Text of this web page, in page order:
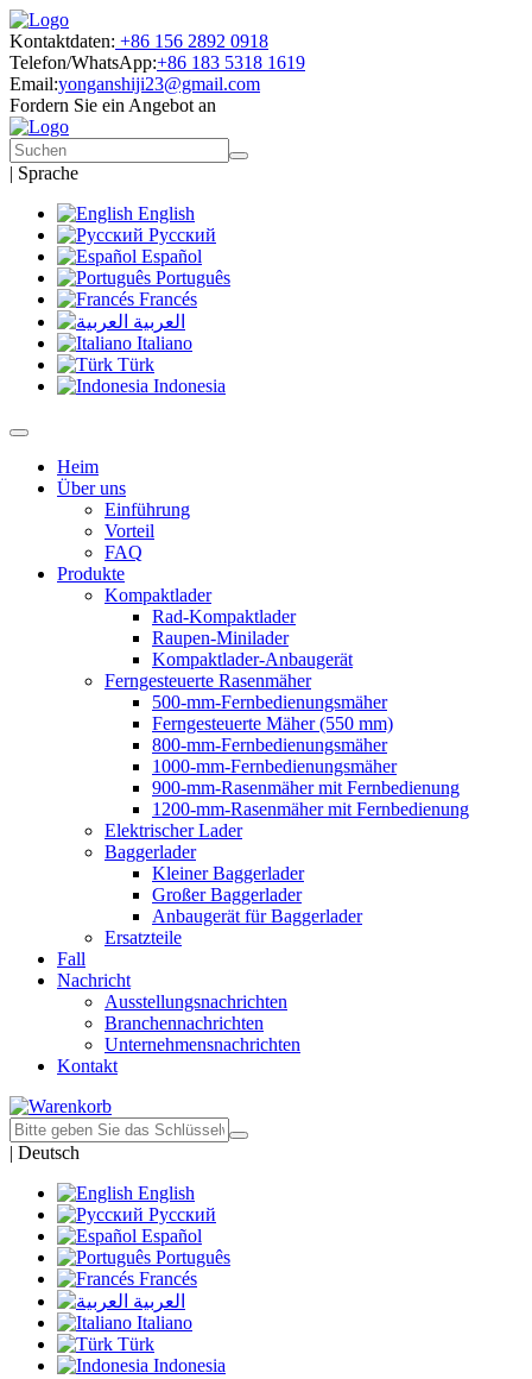
Kontaktdaten: +86 156 2892 0918
Telefon/WhatsApp:+86 183 5318 1619
Email:yonganshiji23@gmail.com
Fordern Sie ein Angebot an
| Sprache
English
Русский
Español
Português
Francés
العربية
Italiano
Türk
Indonesia
Heim
Über uns
Einführung
Vorteil
FAQ
Produkte
Kompaktlader
Rad-Kompaktlader
Raupen-Minilader
Kompaktlader-Anbaugerät
Ferngesteuerte Rasenmäher
500-mm-Fernbedienungsmäher
Ferngesteuerte Mäher (550 mm)
800-mm-Fernbedienungsmäher
1000-mm-Fernbedienungsmäher
900-mm-Rasenmäher mit Fernbedienung
1200-mm-Rasenmäher mit Fernbedienung
Elektrischer Lader
Baggerlader
Kleiner Baggerlader
Großer Baggerlader
Anbaugerät für Baggerlader
Ersatzteile
Fall
Nachricht
Ausstellungsnachrichten
Branchennachrichten
Unternehmensnachrichten
Kontakt
| Deutsch
English
Русский
Español
Português
Francés
العربية
Italiano
Türk
Indonesia